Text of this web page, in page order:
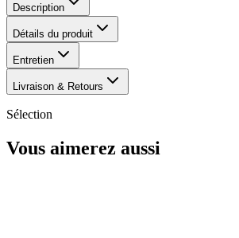
Description
Détails du produit
Entretien
Livraison & Retours
Sélection
Vous aimerez aussi